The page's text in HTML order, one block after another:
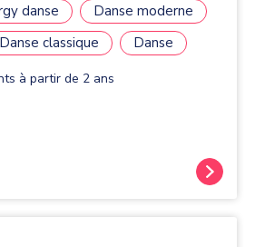
danse
Danse moderne
Danse classique Danse
à partir de 2 ans